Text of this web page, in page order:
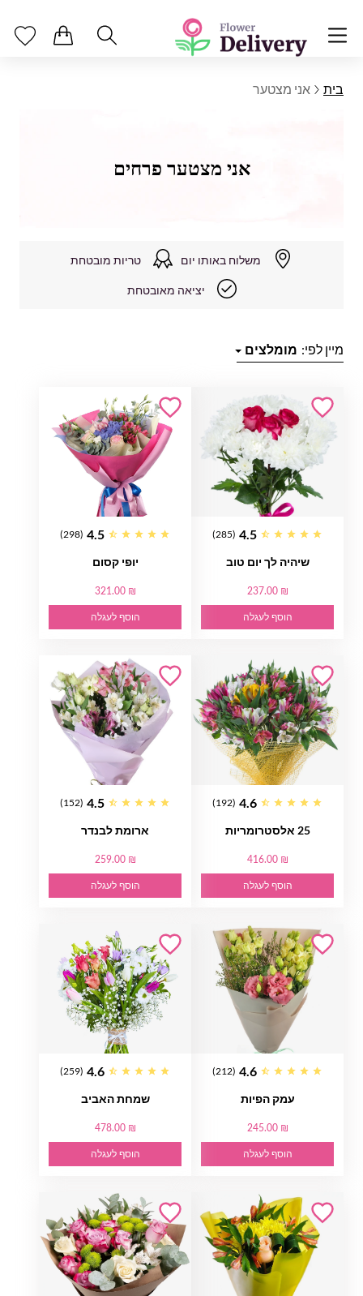
בית אני מצטער
אני מצטער פרחים
משלוח באותו יום טריות מובטחת
יציאה מאובטחת
מיין לפי: מומלצים
4.5
(285)
שיהיה לך יום טוב
237.00 ₪
הוסף לעגלה
4.5
(298)
יופי קסום
321.00 ₪
הוסף לעגלה
4.6
(192)
25 אלסטרומריות
416.00 ₪
הוסף לעגלה
4.5
(152)
ארומת לבנדר
259.00 ₪
הוסף לעגלה
4.6
(212)
עמק הפיות
245.00 ₪
הוסף לעגלה
4.6
(259)
שמחת האביב
478.00 ₪
הוסף לעגלה